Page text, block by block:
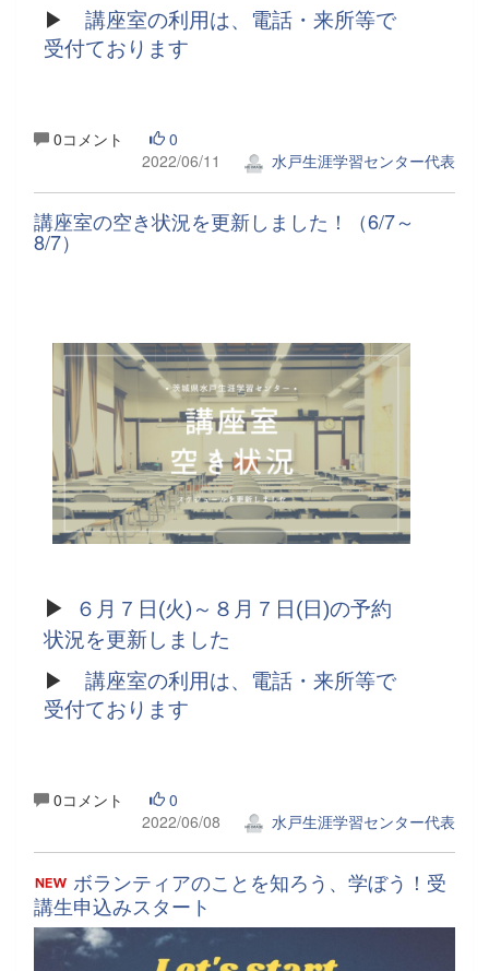
▶ 講座室の利用は、電話・来所等で
受付ております
0コメント
0
2022/06/11
水戸生涯学習センター代表
講座室の空き状況を更新しました！（6/7～
8/7）
▶
６月７日(火)～８月７日(日)の予約
状況を更新しました
▶ 講座室の利用は、電話・来所等で
受付ております
0コメント
0
2022/06/08
水戸生涯学習センター代表
ボランティアのことを知ろう、学ぼう！受
講生申込みスタート